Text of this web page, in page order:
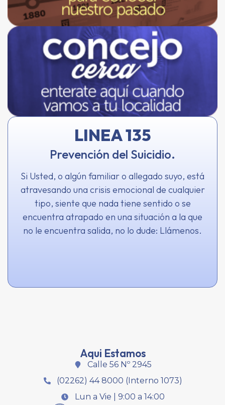
LINEA 135
Prevención del Suicidio.
Si Usted, o algún familiar o allegado suyo, está
atravesando una crisis emocional de cualquier
tipo, siente que nada tiene sentido o se
encuentra atrapado en una situación a la que
no le encuentra salida, no lo dude: Llámenos.
Aqui Estamos
Calle 56 Nº 2945
(02262) 44 8000 (Interno 1073)
Lun a Vie | 9:00 a 14:00